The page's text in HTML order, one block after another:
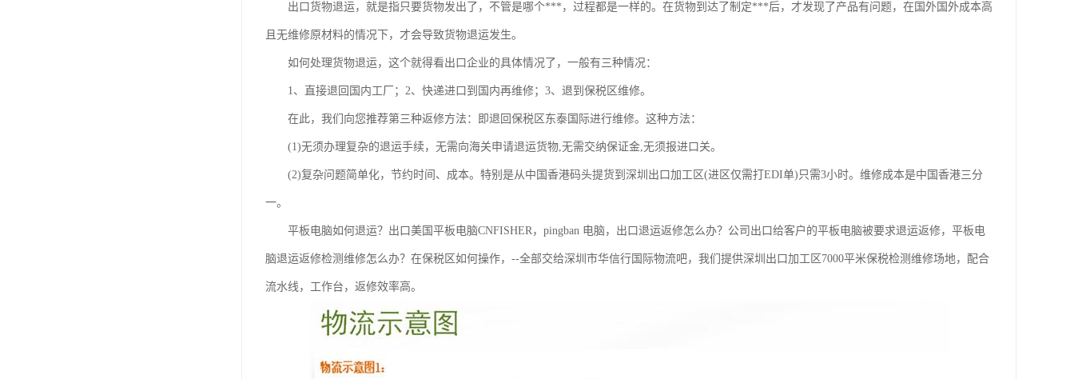
出口货物退运，就是指只要货物发出了，不管是哪个***，过程都是一样的。在货物到达了制定***后，才发现了产品有问题，在国外国外成本高
且无维修原材料的情况下，才会导致货物退运发生。
如何处理货物退运，这个就得看出口企业的具体情况了，一般有三种情况：
1、直接退回国内工厂；2、快递进口到国内再维修；3、退到保税区维修。
在此，我们向您推荐第三种返修方法：即退回保税区东泰国际进行维修。这种方法：
(1)无须办理复杂的退运手续，无需向海关申请退运货物,无需交纳保证金,无须报进口关。
(2)复杂问题简单化，节约时间、成本。特别是从中国香港码头提货到深圳出口加工区(进区仅需打EDI单)只需3小时。维修成本是中国香港三分
一。
平板电脑如何退运？出口美国平板电脑CNFISHER，pingban 电脑，出口退运返修怎么办？公司出口给客户的平板电脑被要求退运返修，平板电
脑退运返修检测维修怎么办？在保税区如何操作，--全部交给深圳市华信行国际物流吧，我们提供深圳出口加工区7000平米保税检测维修场地，配合
流水线，工作台，返修效率高。